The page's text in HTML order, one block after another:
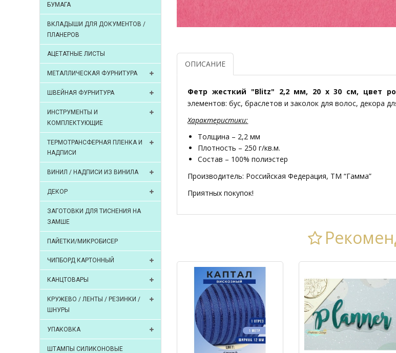
БУМАГА
ВКЛАДЫШИ ДЛЯ ДОКУМЕНТОВ /
ПЛАНЕРОВ
АЦЕТАТНЫЕ ЛИСТЫ
МЕТАЛЛИЧЕСКАЯ ФУРНИТУРА
ШВЕЙНАЯ ФУРНИТУРА
ИНСТРУМЕНТЫ И
КОМПЛЕКТУЮЩИЕ
ТЕРМОТРАНСФЕРНАЯ ПЛЕНКА И
НАДПИСИ
ВИНИЛ / НАДПИСИ ИЗ ВИНИЛА
ДЕКОР
ЗАГОТОВКИ ДЛЯ ТИСНЕНИЯ НА
ЗАМШЕ
ПАЙЕТКИ/МИКРОБИСЕР
ЧИПБОРД КАРТОННЫЙ
КАНЦТОВАРЫ
КРУЖЕВО / ЛЕНТЫ / РЕЗИНКИ /
ШНУРЫ
УПАКОВКА
ШТАМПЫ СИЛИКОНОВЫЕ
ОПИСАНИЕ
Фетр жесткий "Blitz" 2,2 мм, 20 х 30 см, цвет
элементов: бус, браслетов и заколок для волос, декора
Характеристики:
Толщина – 2,2 мм
Плотность – 250 г/кв.м.
Состав – 100% полиэстер
Производитель: Российская Федерация, ТМ “Гамма”
Приятных покупок!